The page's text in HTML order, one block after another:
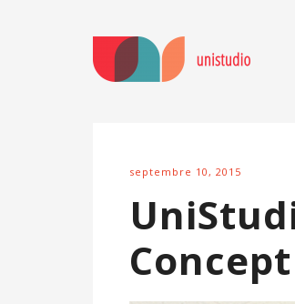
septembre 10, 2015